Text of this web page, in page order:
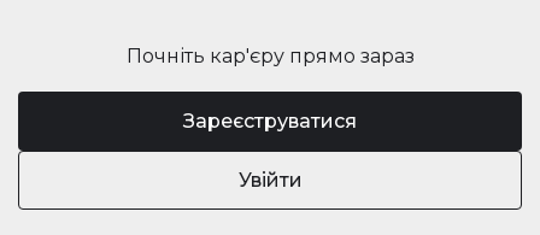
Почніть кар'єру прямо зараз
Зареєструватися
Увійти